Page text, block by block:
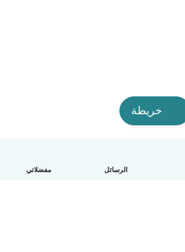
الرسائل مفضلاتي
خريطة